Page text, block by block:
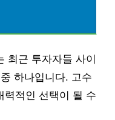
최근 투자자들 사이
하나입니다. 고수
력적인 선택이 될 수